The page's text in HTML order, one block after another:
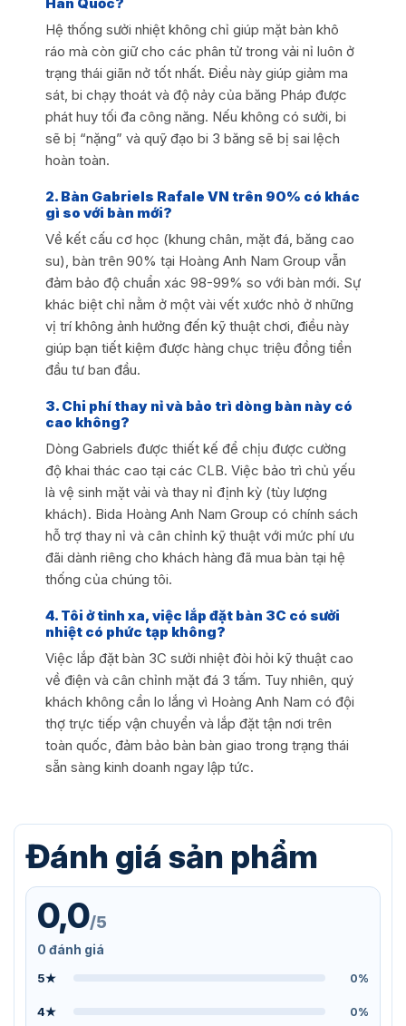
Hàn Quốc?
Hệ thống sưởi nhiệt không chỉ giúp mặt bàn khô
ráo mà còn giữ cho các phân tử trong vải nỉ luôn ở
trạng thái giãn nở tốt nhất. Điều này giúp giảm ma
sát, bi chạy thoát và độ nảy của băng Pháp được
phát huy tối đa công năng. Nếu không có sưởi, bi
sẽ bị “nặng” và quỹ đạo bi 3 băng sẽ bị sai lệch
hoàn toàn.
2. Bàn Gabriels Rafale VN trên 90% có khác
gì so với bàn mới?
Về kết cấu cơ học (khung chân, mặt đá, băng cao
su), bàn trên 90% tại Hoàng Anh Nam Group vẫn
đảm bảo độ chuẩn xác 98-99% so với bàn mới. Sự
khác biệt chỉ nằm ở một vài vết xước nhỏ ở những
vị trí không ảnh hưởng đến kỹ thuật chơi, điều này
giúp bạn tiết kiệm được hàng chục triệu đồng tiền
đầu tư ban đầu.
3. Chi phí thay nỉ và bảo trì dòng bàn này có
cao không?
Dòng Gabriels được thiết kế để chịu được cường
độ khai thác cao tại các CLB. Việc bảo trì chủ yếu
là vệ sinh mặt vải và thay nỉ định kỳ (tùy lượng
khách). Bida Hoàng Anh Nam Group có chính sách
hỗ trợ thay nỉ và cân chỉnh kỹ thuật với mức phí ưu
đãi dành riêng cho khách hàng đã mua bàn tại hệ
thống của chúng tôi.
4. Tôi ở tỉnh xa, việc lắp đặt bàn 3C có sưởi
nhiệt có phức tạp không?
Việc lắp đặt bàn 3C sưởi nhiệt đòi hỏi kỹ thuật cao
về điện và cân chỉnh mặt đá 3 tấm. Tuy nhiên, quý
khách không cần lo lắng vì Hoàng Anh Nam có đội
thợ trực tiếp vận chuyển và lắp đặt tận nơi trên
toàn quốc, đảm bảo bàn bàn giao trong trạng thái
sẵn sàng kinh doanh ngay lập tức.
Đánh giá sản phẩm
0,0/5
0 đánh giá
5★ 0%
4★ 0%